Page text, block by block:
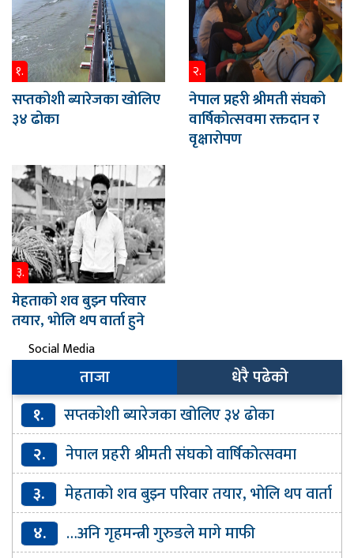
१.
सप्तकोशी ब्यारेजका खोलिए
३४ ढोका
२.
नेपाल प्रहरी श्रीमती संघको
वार्षिकोत्सवमा रक्तदान र
वृक्षारोपण
३.
मेहताको शव बुझ्न परिवार
तयार, भोलि थप वार्ता हुने
Social Media
ताजा
धेरै पढेको
१.
सप्तकोशी ब्यारेजका खोलिए ३४ ढोका
२.
नेपाल प्रहरी श्रीमती संघको वार्षिकोत्सवमा
रक्तदान र वृक्षारोपण
३.
मेहताको शव बुझ्न परिवार तयार, भोलि थप वार्ता
हुने४.
…अनि गृहमन्त्री गुरुङले मागे माफी